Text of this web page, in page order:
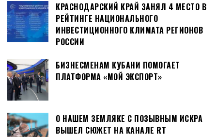
КРАСНОДАРСКИЙ КРАЙ ЗАНЯЛ 4 МЕСТО В
РЕЙТИНГЕ НАЦИОНАЛЬНОГО
ИНВЕСТИЦИОННОГО КЛИМАТА РЕГИОНОВ
РОССИИ
БИЗНЕСМЕНАМ КУБАНИ ПОМОГАЕТ
ПЛАТФОРМА «МОЙ ЭКСПОРТ»
О НАШЕМ ЗЕМЛЯКЕ С ПОЗЫВНЫМ ИСКРА
ВЫШЕЛ СЮЖЕТ НА КАНАЛЕ RT